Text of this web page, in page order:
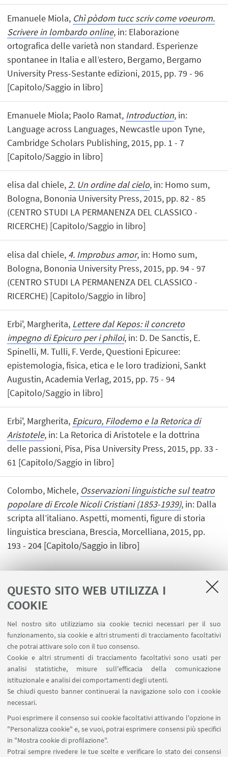
QUESTO SITO WEB UTILIZZA I
COOKIE
Nel nostro sito utilizziamo sia cookie tecnici necessari per il suo
funzionamento, sia cookie e altri strumenti di tracciamento facoltativi
che potrai attivare solo con il tuo consenso.
Cookie e altri strumenti di tracciamento facoltativi sono usati per
analisi statistiche, misure sull'efficacia della comunicazione
istituzionale e analisi dei comportamenti degli utenti.
Se chiudi questo banner continuerai la navigazione solo con i cookie
necessari.
Puoi esprimere il consenso sui cookie facoltativi attivando l'opzione in
"Personalizza cookie" e, se vuoi, potrai esprimere consensi più specifici
in "Mostra cookie di profilazione".
Potrai sempre rivedere le tue scelte e verificare lo stato dei consensi
Emanuele Miola, Chì pòdom tucc scriv come voeurom.
Scrivere in lombardo online, in: Elaborazione
ortografica delle varietà non standard. Esperienze
spontanee in Italia e all’estero, Bergamo, Bergamo
University Press-Sestante edizioni, 2015, pp. 79 - 96
[Capitolo/Saggio in libro]
Emanuele Miola; Paolo Ramat, Introduction, in:
Language across Languages, Newcastle upon Tyne,
Cambridge Scholars Publishing, 2015, pp. 1 - 7
[Capitolo/Saggio in libro]
elisa dal chiele,2. Un ordine dal cielo, in: Homo sum,
Bologna, Bononia University Press, 2015, pp. 82 - 85
(CENTRO STUDI LA PERMANENZA DEL CLASSICO -
RICERCHE) [Capitolo/Saggio in libro]
elisa dal chiele, 4. Improbus amor, in: Homo sum,
Bologna, Bononia University Press, 2015, pp. 94 - 97
(CENTRO STUDI LA PERMANENZA DEL CLASSICO -
RICERCHE) [Capitolo/Saggio in libro]
Erbi', Margherita, Lettere dal Kepos: il concreto
impegno di Epicuro per i philoi, in: D. De Sanctis, E.
Spinelli, M. Tulli, F. Verde, Questioni Epicuree:
epistemologia, fisica, etica e le loro tradizioni, Sankt
Augustin, Academia Verlag, 2015, pp. 75 - 94
[Capitolo/Saggio in libro]
Erbi', Margherita, Epicuro, Filodemo e la Retorica di
Aristotele, in: La Retorica di Aristotele e la dottrina
delle passioni, Pisa, Pisa University Press, 2015, pp. 33 -
61 [Capitolo/Saggio in libro]
Colombo, Michele, Osservazioni linguistiche sul teatro
popolare di Ercole Nicoli Cristiani (1853-1939), in: Dalla
scripta all’italiano. Aspetti, momenti, figure di storia
linguistica bresciana, Brescia, Morcelliana, 2015, pp.
193 - 204 [Capitolo/Saggio in libro]
1 2 3 4
LINK UTILI
Contatti
Area riservata
SEGUI UNIBO SU: